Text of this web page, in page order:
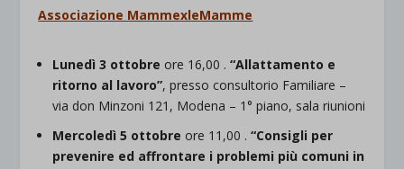
Associazione MammexleMamme
Lunedì 3 ottobre ore 16,00 .“Allattamento e
ritorno al lavoro”, presso consultorio Familiare –
via don Minzoni 121, Modena – 1° piano, sala riunioni
Mercoledì 5 ottobre ore 11,00 .“Consigli per
prevenire ed affrontare i problemi più comuni in